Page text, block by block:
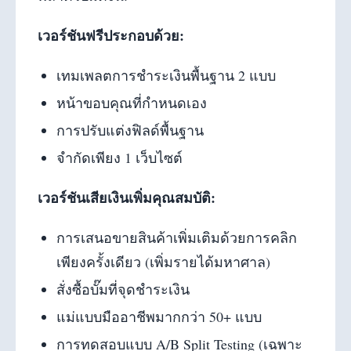
เวอร์ชันฟรีประกอบด้วย:
เทมเพลตการชำระเงินพื้นฐาน 2 แบบ
หน้าขอบคุณที่กำหนดเอง
การปรับแต่งฟิลด์พื้นฐาน
จำกัดเพียง 1 เว็บไซต์
เวอร์ชันเสียเงินเพิ่มคุณสมบัติ:
การเสนอขายสินค้าเพิ่มเติมด้วยการคลิก
เพียงครั้งเดียว (เพิ่มรายได้มหาศาล)
สั่งซื้อบั๊มที่จุดชำระเงิน
แม่แบบมืออาชีพมากกว่า 50+ แบบ
การทดสอบแบบ A/B Split Testing (เฉพาะ